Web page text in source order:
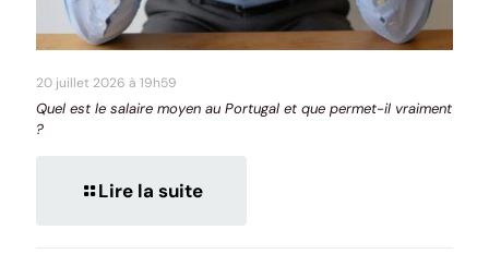
20 juillet 2026 à 19h59
Quel est le salaire moyen au Portugal et que permet-il vraiment
?
Lire la suite